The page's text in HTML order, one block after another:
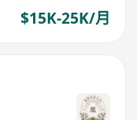
$15K-25K/月